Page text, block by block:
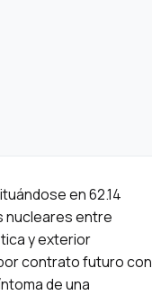
en 62.14
nucleares entre
y exterior
contrato futuro con
de una